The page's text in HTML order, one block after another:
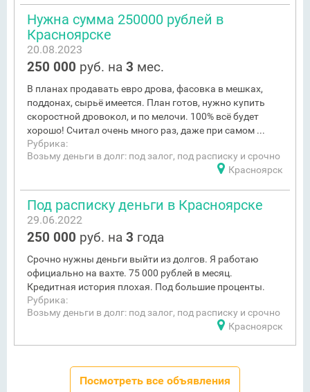
Нужна сумма 250000 рублей в
Красноярске
20.08.2023
250 000 руб. на 3 мес.
В планах продавать евро дрова, фасовка в мешках,
поддонах, сырьё имеется. План готов, нужно купить
скоростной дровокол, и по мелочи. 100% всё будет
хорошо! Считал очень много раз, даже при самом ...
Рубрика:
Возьму деньги в долг: под залог, под расписку и срочно
Красноярск
Под расписку деньги в Красноярске
29.06.2022
250 000 руб. на 3 года
Срочно нужны деньги выйти из долгов. Я работаю
официально на вахте. 75 000 рублей в месяц.
Кредитная история плохая. Под большие проценты.
Рубрика:
Возьму деньги в долг: под залог, под расписку и срочно
Красноярск
Посмотреть все объявления